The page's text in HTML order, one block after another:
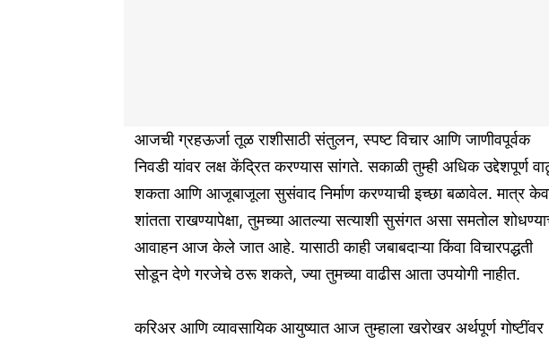
आजची ग्रहऊर्जा तूळ राशीसाठी संतुलन, स्पष्ट विचार आणि जाणीवपूर्वक
निवडी यांवर लक्ष केंद्रित करण्यास सांगते. सकाळी तुम्ही अधिक उद्देशपूर्ण
शकता आणि आजूबाजूला सुसंवाद निर्माण करण्याची इच्छा बळावेल. मात्र
शांतता राखण्यापेक्षा, तुमच्या आतल्या सत्याशी सुसंगत असा समतोल
आवाहन आज केले जात आहे. यासाठी काही जबाबदाऱ्या किंवा विचारपद्धती
सोडून देणे गरजेचे ठरू शकते, ज्या तुमच्या वाढीस आता उपयोगी नाहीत.
करिअर आणि व्यावसायिक आयुष्यात आज तुम्हाला खरोखर अर्थपूर्ण गोष्टींवर